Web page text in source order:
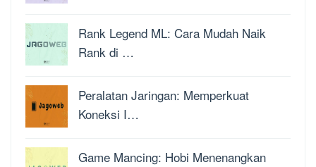
Rank Legend ML: Cara Mudah Naik
Rank di …
Peralatan Jaringan: Memperkuat
Koneksi I…
Game Mancing: Hobi Menenangkan